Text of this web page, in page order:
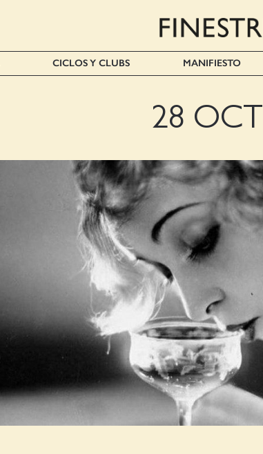
CICLOS Y CLUBS MANIFIESTO
28 OCT